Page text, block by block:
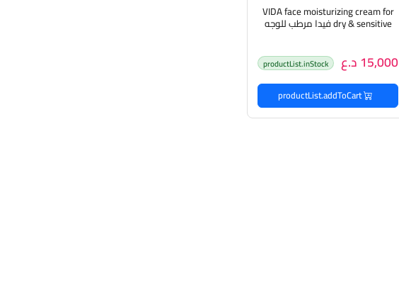
VIDA face moisturizing cream for
dry & sensitive فيدا مرطب للوجه
15,000 د.ع productList.inStock
productList.addToCart